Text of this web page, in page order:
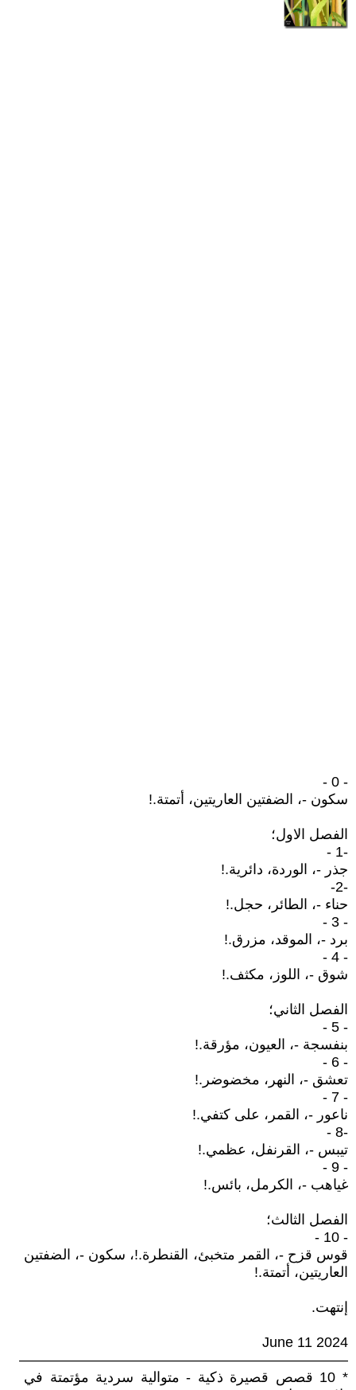
- 0 -
سكون -، الضفتين العاريتين، أتمتة.!
الفصل الاول؛
-1 -
جذر -، الوردة، دائرية.!
-2-
حناء -، الطائر، حجل.!
- 3 -
برد -، الموقد، مزرق.!
- 4 -
شوق -، اللوز، مكثف.!
الفصل الثاني؛
- 5 -
بنفسجة -، العيون، مؤرقة.!
- 6 -
تعشق -، النهر، مخضوضر.!
- 7 -
ناعور -، القمر، على كتفي.!
-8 -
تيبس -، القرنفل، عظمي.!
- 9 -
غياهب -، الكرمل، بائس.!
الفصل الثالث؛
- 10 -
قوس قزح -، القمر متخبئ، القنطرة.!، سكون -، الضفتين
العاريتين، أتمتة.!
إنتهت.
June 11 2024
———————————————————————
* 10 قصص قصيرة ذكية - متوالية سردية مؤتمتة في